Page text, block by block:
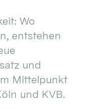
Wo
entstehen
und
Mittelpunkt
und KVB.